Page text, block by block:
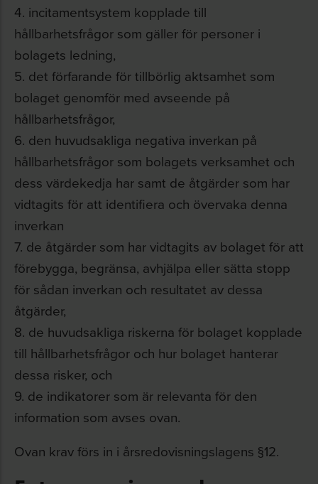
4. incitamentsystem kopplade till
hållbarhetsfrågor som gäller för personer i
bolagets ledning,
5. det förfarande för tillbörlig aktsamhet som
bolaget genomför med avseende på
hållbarhetsfrågor,
6. den huvudsakliga negativa inverkan på
hållbarhetsfrågor som bolagets verksamhet och
dess värdekedja har samt de åtgärder som har
vidtagits för att identifiera och övervaka denna
inverkan
7. de åtgärder som har vidtagits av bolaget för att
förebygga, begränsa, avhjälpa eller sätta stopp
för sådan inverkan och resultatet av dessa
åtgärder,
8. de huvudsakliga riskerna för bolaget kopplade
till hållbarhetsfrågor och hur bolaget hanterar
dessa risker, och
9. de indikatorer som är relevanta för den
information som avses ovan.
Ovan krav förs in i årsredovisningslagens §12.